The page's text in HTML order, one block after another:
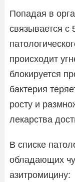
Попадая в
связывается с
происходит
блокируется
бактерия
росту и
лекарства
В списке
обладающих
азитромицину: